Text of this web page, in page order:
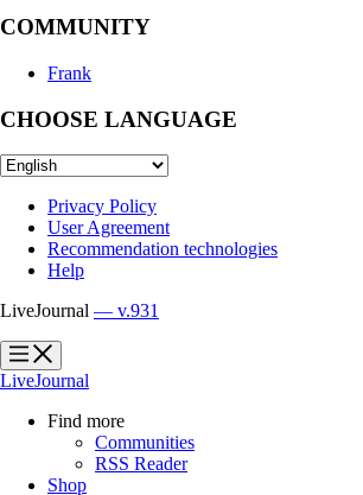
COMMUNITY
Frank
CHOOSE LANGUAGE
Privacy Policy
User Agreement
Recommendation technologies
Help
LiveJournal — v.931
?
?
LiveJournal
Find more
Communities
RSS Reader
Shop